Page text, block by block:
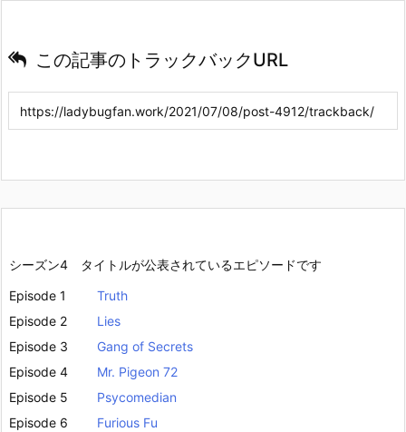
この記事のトラックバックURL
シーズン4 タイトルが公表されているエピソードです
Episode 1
Truth
Episode 2
Lies
Episode 3
Gang of Secrets
Episode 4
Mr. Pigeon 72
Episode 5
Psycomedian
Episode 6
Furious Fu